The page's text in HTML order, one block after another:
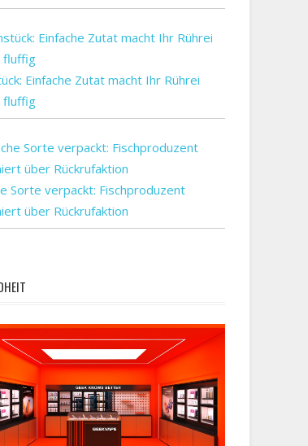
Einfache Zutat macht Ihr Rührei
fluffig
Sorte verpackt: Fischproduzent
über Rückrufaktion